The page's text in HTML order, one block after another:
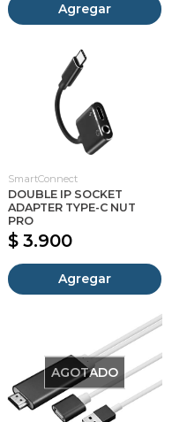
Agregar
SmartConnect
DOUBLE IP SOCKET
ADAPTER TYPE-C NUT
PRO
$ 3.900
Agregar
AGOTADO